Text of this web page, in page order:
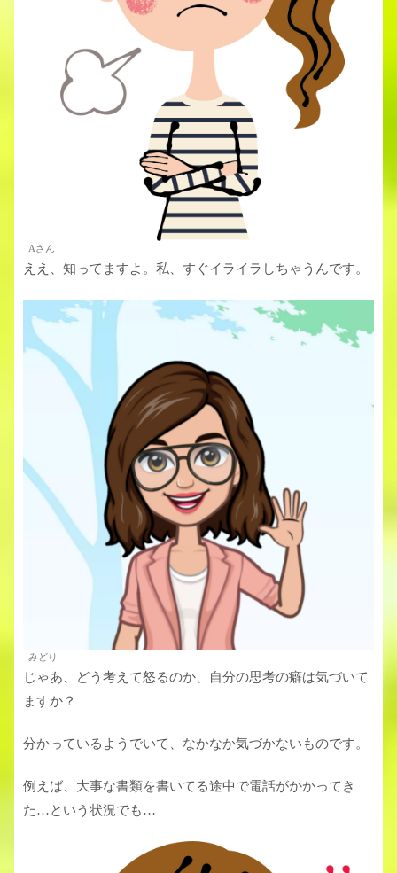
Aさん
ええ、知ってますよ。私、すぐイライラしちゃうんです。
みどり
じゃあ、どう考えて怒るのか、自分の思考の癖は気づいて
ますか？
分かっているようでいて、なかなか気づかないものです。
例えば、大事な書類を書いてる途中で電話がかかってき
た…という状況でも…